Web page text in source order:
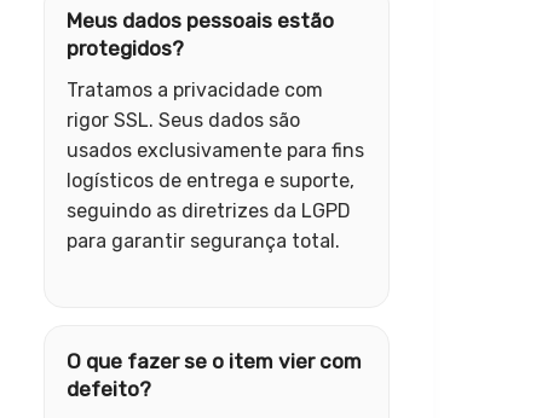
Meus dados pessoais estão
protegidos?
Tratamos a privacidade com
rigor SSL. Seus dados são
usados exclusivamente para fins
logísticos de entrega e suporte,
seguindo as diretrizes da LGPD
para garantir segurança total.
O que fazer se o item vier com
defeito?